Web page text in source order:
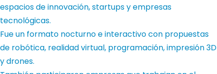
espacios de innovación, startups y empresas
tecnológicas.
Fue un formato nocturno e interactivo con propuestas
de robótica, realidad virtual, programación, impresión 3D
y drones.